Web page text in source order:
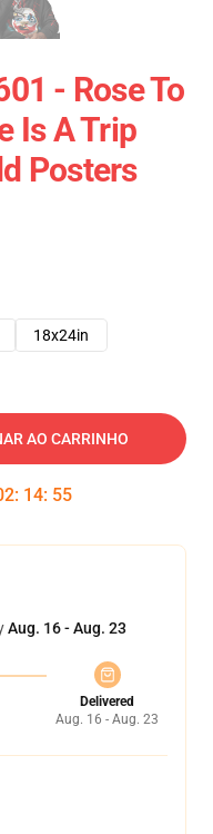
- Rose To
Is A Trip
Posters
18x24in
AO CARRINHO
: 14: 54
Aug. 16 - Aug. 23
Delivered
Aug. 16 - Aug. 23